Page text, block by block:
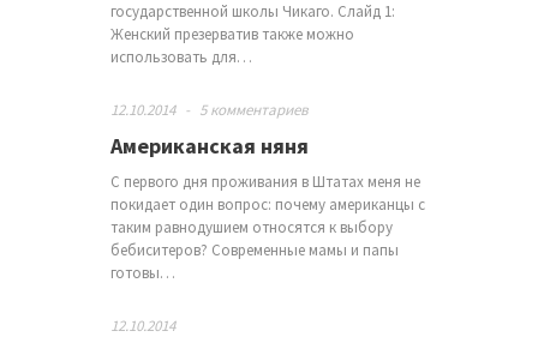
государственной школы Чикаго. Слайд 1:
Женский презерватив также можно
использовать для…
12.10.2014 - 5 комментариев
Американская няня
С первого дня проживания в Штатах меня не
покидает один вопрос: почему американцы с
таким равнодушием относятся к выбору
бебиситеров? Современные мамы и папы
готовы…
12.10.2014